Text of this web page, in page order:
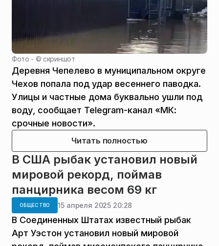
Фото - © скриншот
Деревня Чепелево в муниципальном округе
Чехов попала под удар весеннего паводка.
Улицы и частные дома буквально ушли под
воду, сообщает Telegram-канал «МК:
срочные новости».
Читать полностью
В США рыбак установил новый
мировой рекорд, поймав
панцирника весом 69 кг
ОБЩЕСТВО 15 апреля 2025 20:28
В Соединенных Штатах известный рыбак
Арт Уэстон установил новый мировой